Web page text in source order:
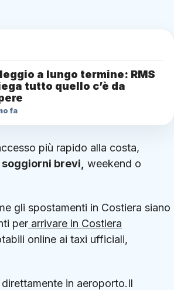
a lungo termine: RMS
tutto quello c’è da
fa
più rapido alla costa,
soggiorni brevi, weekend o
gli spostamenti in Costiera siano
per arrivare in Costiera
online ai taxi ufficiali,
in aeroporto.Il